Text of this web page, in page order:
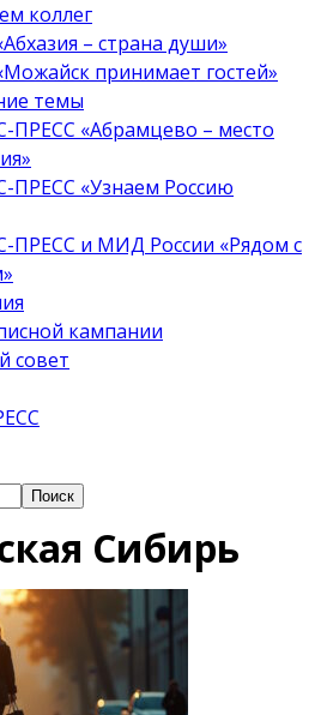
коллег
– страна души»
принимает гостей»
темы
ПРЕСС «Абрамцево – место
ПРЕСС «Узнаем Россию
ПРЕСС и МИД России «Рядом с
кампании
совет
Сибирь